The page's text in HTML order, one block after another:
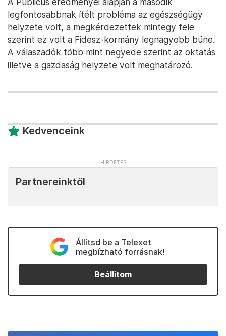
legfontosabbnak ítélt probléma az egészségügy
helyzete volt, a megkérdezettek mintegy fele
szerint ez volt a Fidesz-kormány legnagyobb bűne.
A válaszadók több mint negyede szerint az oktatás
illetve a gazdaság helyzete volt meghatározó.
Kedvenceink
Partnereinktől
Állítsd be a Telexet
megbízható forrásnak!
Beállítom